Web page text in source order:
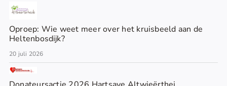
Oproep: Wie weet meer over het kruisbeeld aan de
Heltenbosdijk?
20 juli 2026